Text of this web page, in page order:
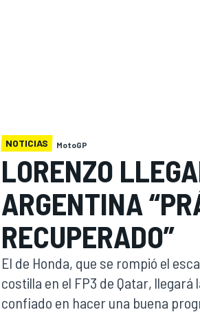
WEC FÓRMULA E
NOTICIAS MotoGP
LORENZO
ARGENTINA
RECUPERADO”
El de Honda, que se rompió el
costilla en el FP3 de Qatar,
confiado en hacer una buena